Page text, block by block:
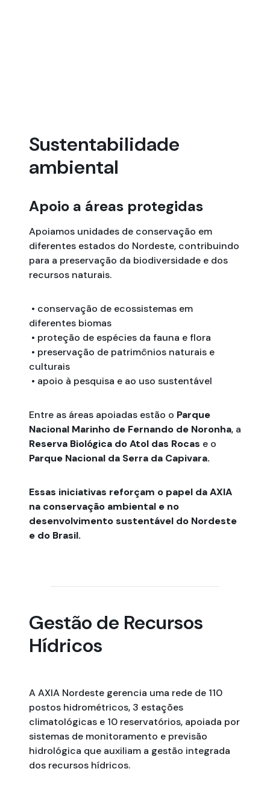
Sustentabilidade
ambiental
Apoio a áreas protegidas
Apoiamos unidades de conservação em
diferentes estados do Nordeste, contribuindo
para a preservação da biodiversidade e dos
recursos naturais.
• conservação de ecossistemas em
diferentes biomas
• proteção de espécies da fauna e flora
• preservação de patrimônios naturais e
culturais
• apoio à pesquisa e ao uso sustentável
Entre as áreas apoiadas estão o Parque
Nacional Marinho de Fernando de Noronha, a
Reserva Biológica do Atol das Rocas e o
Parque Nacional da Serra da Capivara.
Essas iniciativas reforçam o papel da AXIA
na conservação ambiental e no
desenvolvimento sustentável do Nordeste
e do Brasil.
​​​​​​​​​​Gestão de​ Recursos
Hídricos​​
A AXIA Nordeste gerencia uma rede de 110
postos hidrométricos, 3 estações
climatológicas e 10 reservatórios, apoiada por
sistemas de monitoramento e previsão
hidrológica que auxiliam a gestão integrada
dos recursos hídricos.